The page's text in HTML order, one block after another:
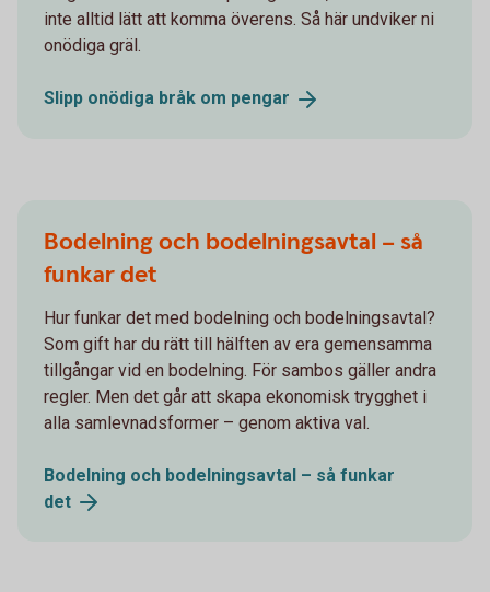
inte alltid lätt att komma överens. Så här undviker ni
onödiga gräl.
Slipp onödiga bråk om pengar
Bodelning och bodelningsavtal – så
funkar det
Hur funkar det med bodelning och bodelningsavtal?
Som gift har du rätt till hälften av era gemensamma
tillgångar vid en bodelning. För sambos gäller andra
regler. Men det går att skapa ekonomisk trygghet i
alla samlevnadsformer – genom aktiva val.
Bodelning och bodelningsavtal – så funkar
det